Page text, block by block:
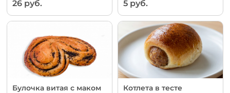
26 руб. 5 руб.
Булочка витая с маком Котлета в тесте